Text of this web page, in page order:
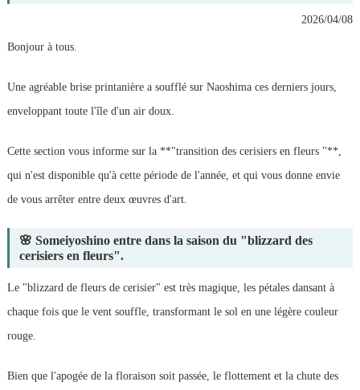
2026/04/08
Bonjour à tous.
Une agréable brise printanière a soufflé sur Naoshima ces derniers jours,
enveloppant toute l'île d'un air doux.
Cette section vous informe sur la **"transition des cerisiers en fleurs "**,
qui n'est disponible qu'à cette période de l'année, et qui vous donne envie
de vous arrêter entre deux œuvres d'art.
🌸 Someiyoshino entre dans la saison du "blizzard des
cerisiers en fleurs".
Le "blizzard de fleurs de cerisier" est très magique, les pétales dansant à
chaque fois que le vent souffle, transformant le sol en une légère couleur
rouge.
Bien que l'apogée de la floraison soit passée, le flottement et la chute des